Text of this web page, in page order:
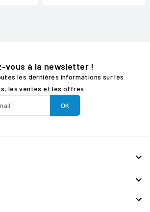
vous à la newsletter !
les dernières informations sur les
les ventes et les offres


